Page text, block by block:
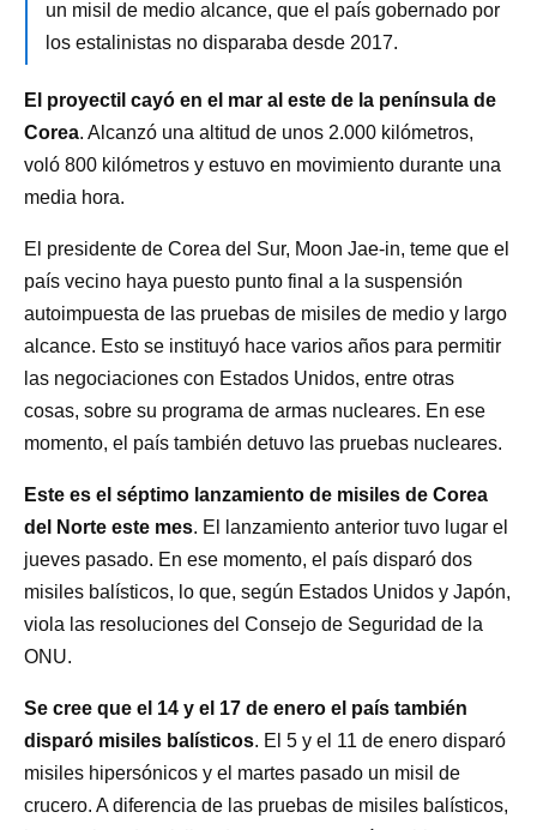
un misil de medio alcance, que el país gobernado por
los estalinistas no disparaba desde 2017.
El proyectil cayó en el mar al este de la península de
Corea. Alcanzó una altitud de unos 2.000 kilómetros,
voló 800 kilómetros y estuvo en movimiento durante una
media hora.
El presidente de Corea del Sur, Moon Jae-in, teme que el
país vecino haya puesto punto final a la suspensión
autoimpuesta de las pruebas de misiles de medio y largo
alcance. Esto se instituyó hace varios años para permitir
las negociaciones con Estados Unidos, entre otras
cosas, sobre su programa de armas nucleares. En ese
momento, el país también detuvo las pruebas nucleares.
Este es el séptimo lanzamiento de misiles de Corea
del Norte este mes. El lanzamiento anterior tuvo lugar el
jueves pasado. En ese momento, el país disparó dos
misiles balísticos, lo que, según Estados Unidos y Japón,
viola las resoluciones del Consejo de Seguridad de la
ONU.
Se cree que el 14 y el 17 de enero el país también
disparó misiles balísticos. El 5 y el 11 de enero disparó
misiles hipersónicos y el martes pasado un misil de
crucero. A diferencia de las pruebas de misiles balísticos,